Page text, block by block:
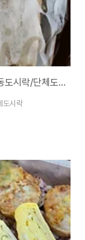
[흑석로]중앙대학교 세미나도시락입니다<목동도시락/단체도시락/도시락케이터링:원스피크닉>
도시락